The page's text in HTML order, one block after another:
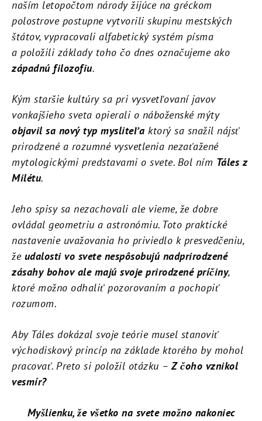
naším letopočtom národy žijúce na gréckom
polostrove postupne vytvorili skupinu mestských
štátov, vypracovali alfabetický systém písma
a položili základy toho čo dnes označujeme ako
západnú filozofiu.
Kým staršie kultúry sa pri vysvetľovaní javov
vonkajšieho sveta opierali o náboženské mýty
objavil sa nový typ mysliteľa ktorý sa snažil nájsť
prirodzené a rozumné vysvetlenia nezaťažené
mytologickými predstavami o svete. Bol ním Táles z
Milétu.
Jeho spisy sa nezachovali ale vieme, že dobre
ovládal geometriu a astronómiu. Toto praktické
nastavenie uvažovania ho priviedlo k presvedčeniu,
že udalosti vo svete nespôsobujú nadprirodzené
zásahy bohov ale majú svoje prirodzené príčiny,
ktoré možno odhaliť pozorovaním a pochopiť
rozumom.
Aby Táles dokázal svoje teórie musel stanoviť
východiskový princíp na základe ktorého by mohol
pracovať. Preto si položil otázku – Z čoho vznikol
vesmír?
Myšlienku, že všetko na svete možno nakoniec